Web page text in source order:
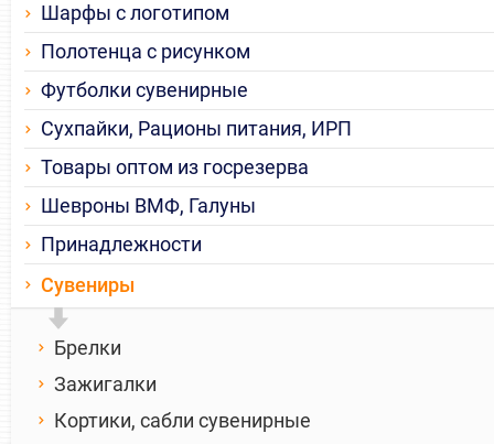
Шарфы с логотипом
Полотенца с рисунком
Футболки сувенирные
Сухпайки, Рационы питания, ИРП
Товары оптом из госрезерва
Шевроны ВМФ, Галуны
Принадлежности
Сувениры
Брелки
Зажигалки
Кортики, сабли сувенирные